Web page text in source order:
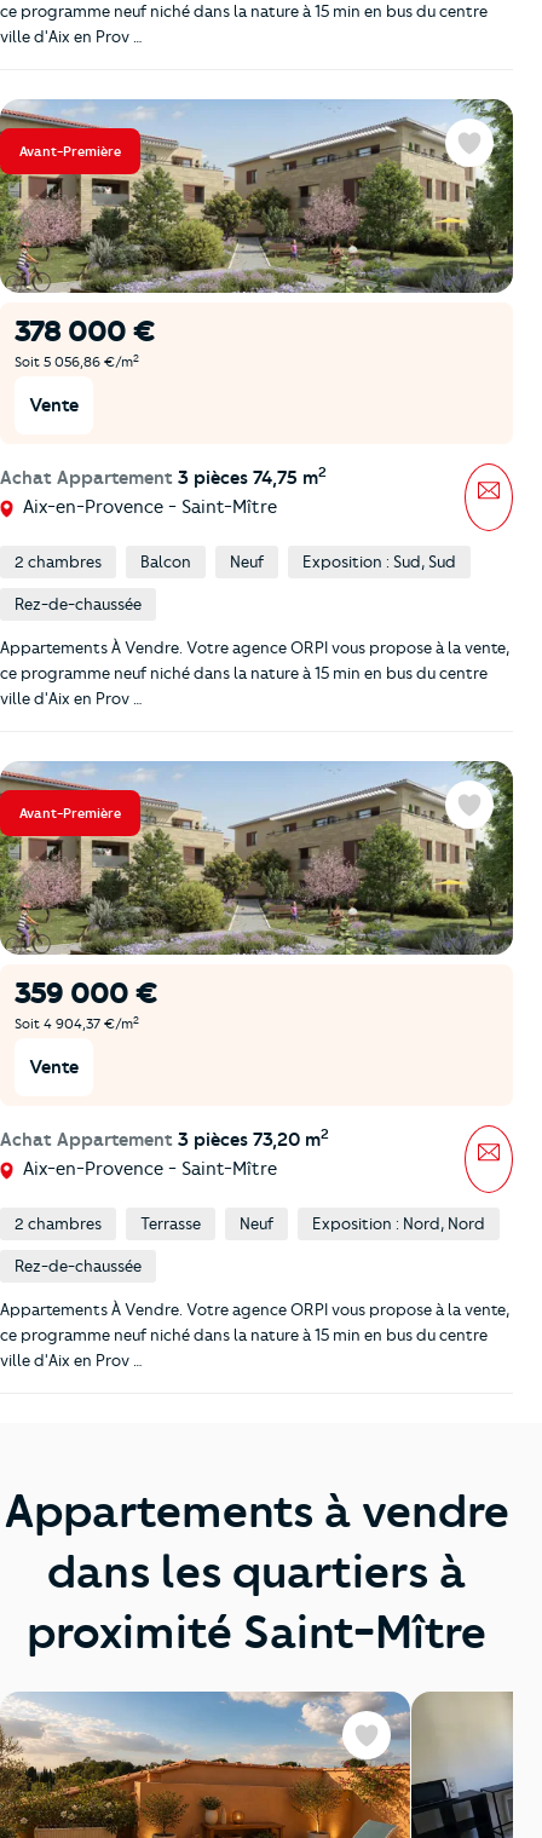
ce programme neuf niché dans la nature à 15 min en bus du centre
ville d'Aix en Prov …
Avant-Première
378 000 €
Soit 5 056,86 €/m2
Vente
Achat Appartement 3 pièces 74,75 m2
Aix-en-Provence - Saint-Mître
Favoris
2 chambres Balcon Neuf Exposition : Sud, Sud
Rez-de-chaussée
Appartements À Vendre. Votre agence ORPI vous propose à la vente,
ce programme neuf niché dans la nature à 15 min en bus du centre
ville d'Aix en Prov …
Avant-Première
359 000 €
Soit 4 904,37 €/m2
Vente
Achat Appartement 3 pièces 73,20 m2
Aix-en-Provence - Saint-Mître
Favoris
2 chambres Terrasse Neuf Exposition : Nord, Nord
Rez-de-chaussée
Appartements À Vendre. Votre agence ORPI vous propose à la vente,
ce programme neuf niché dans la nature à 15 min en bus du centre
ville d'Aix en Prov …
Appartements à vendre
dans les quartiers à
proximité Saint-Mître
Favoris